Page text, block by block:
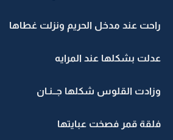
راحت عند مدخل الحريم ونزلت غطاها
عدلت بشكلها عند المرايه
وزادت القلوس شكلها جــنـان
فلقة قمر فصخت عبايتها